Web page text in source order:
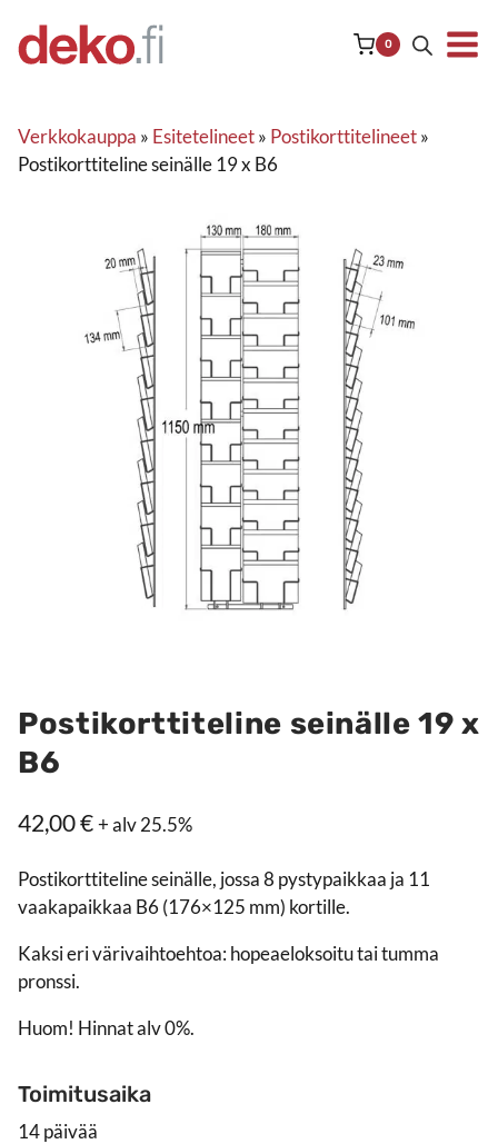
sisältöön
0
Verkkokauppa » Esitetelineet» Postikorttitelineet»
Postikorttiteline seinälle 19 x B6
Postikorttiteline seinälle 19 x
B6
42,00€+ alv 25.5%
Postikorttiteline seinälle, jossa 8 pystypaikkaa ja 11
vaakapaikkaa B6 (176×125 mm) kortille.
Kaksi eri värivaihtoehtoa: hopeaeloksoitu tai tumma
pronssi.
Huom! Hinnat alv 0%.
Toimitusaika
14 päivää